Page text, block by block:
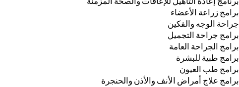
برامج زراعة الأعضاء
جراحة الوجه والفكين
برامج جراحة التجميل
برامج الجراحة العامة
برامج طبية للبشرة
برامج طب العيون
برامج علاج أمراض الأنف والأذن والحنجرة